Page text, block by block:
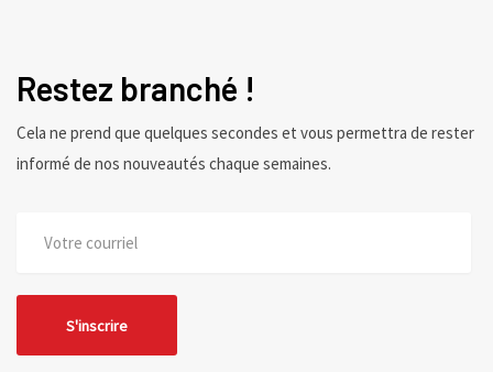
Restez branché !
Cela ne prend que quelques secondes et vous permettra de rester
informé de nos nouveautés chaque semaines.